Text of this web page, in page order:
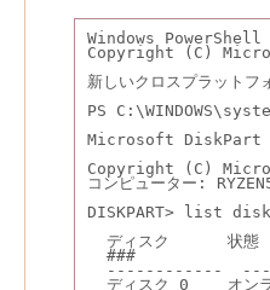
Windows PowerShell
Copyright (C)
新しいクロスプラッ
PS
Microsoft DiskPart
Copyright (C)
コンピューター:
DISKPART> list disk
ディスク      状態
###
------------
ディスク 0    オン